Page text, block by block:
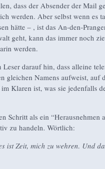
dass der Absender der Mail
werden. Aber selbst wenn es
hätte – , ist das An-den-
geht, kann das immer noch
werden.
darauf hin, dass alleine
gleichen Namens aufweist, auf
Klaren ist, was sie jedenfalls
Schritt als ein “Herausnehmen
zu handeln. Wörtlich:
ist Zeit, mich zu wehren. Und